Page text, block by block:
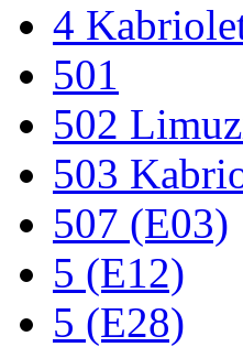
4
501
502
503
507 (E03)
5 (E12)
5 (E28)